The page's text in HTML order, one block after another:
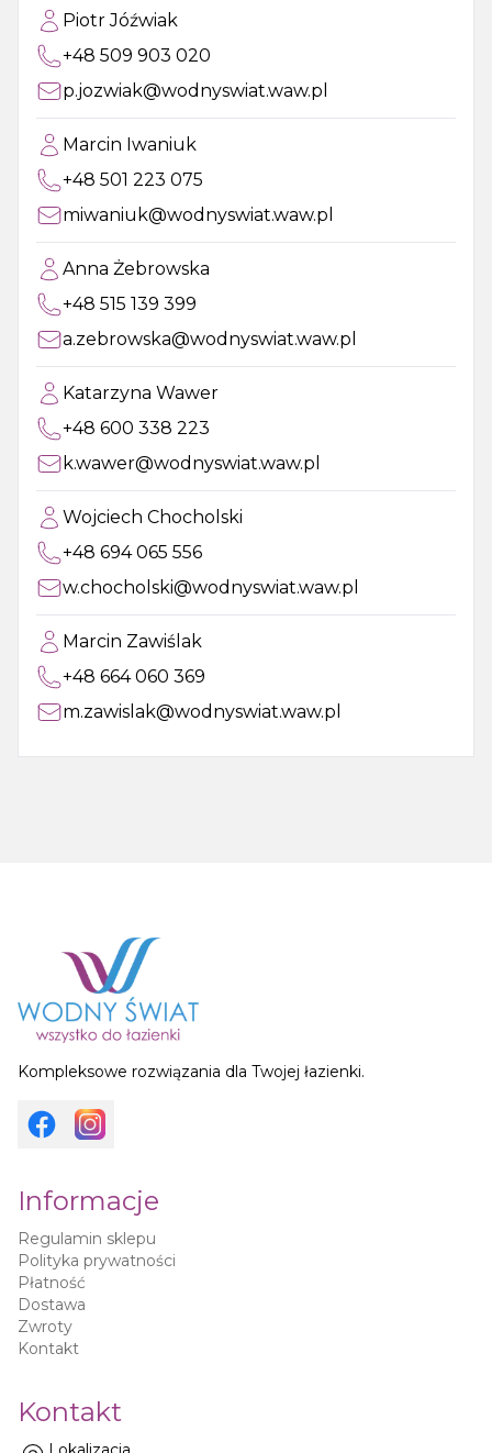
Piotr Jóźwiak
+48 509 903 020
p.jozwiak@wodnyswiat.waw.pl
Marcin Iwaniuk
+48 501 223 075
miwaniuk@wodnyswiat.waw.pl
Anna Żebrowska
+48 515 139 399
a.zebrowska@wodnyswiat.waw.pl
Katarzyna Wawer
+48 600 338 223
k.wawer@wodnyswiat.waw.pl
Wojciech Chocholski
+48 694 065 556
w.chocholski@wodnyswiat.waw.pl
Marcin Zawiślak
+48 664 060 369
m.zawislak@wodnyswiat.waw.pl
Kompleksowe rozwiązania dla Twojej łazienki.
Informacje
Regulamin sklepu
Polityka prywatności
Płatność
Dostawa
Zwroty
Kontakt
Kontakt